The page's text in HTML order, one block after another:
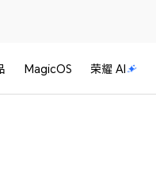
MagicOS 荣耀 AI